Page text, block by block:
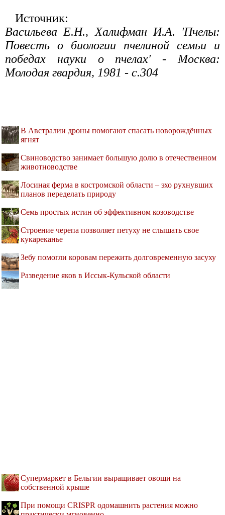
Источник:
Васильева Е.Н., Халифман И.А. 'Пчелы:
Повесть о биологии пчелиной семьи и
победах науки о пчелах' - Москва:
Молодая гвардия, 1981 - с.304
В Австралии дроны помогают спасать новорождённых
ягнят
Свиноводство занимает большую долю в отечественном
животноводстве
Лосиная ферма в костромской области – эхо рухнувших
планов переделать природу
Семь простых истин об эффективном козоводстве
Строение черепа позволяет петуху не слышать свое
кукареканье
Зебу помогли коровам пережить долговременную засуху
Разведение яков в Иссык-Кульской области
Супермаркет в Бельгии выращивает овощи на
собственной крыше
При помощи CRISPR одомашнить растения можно